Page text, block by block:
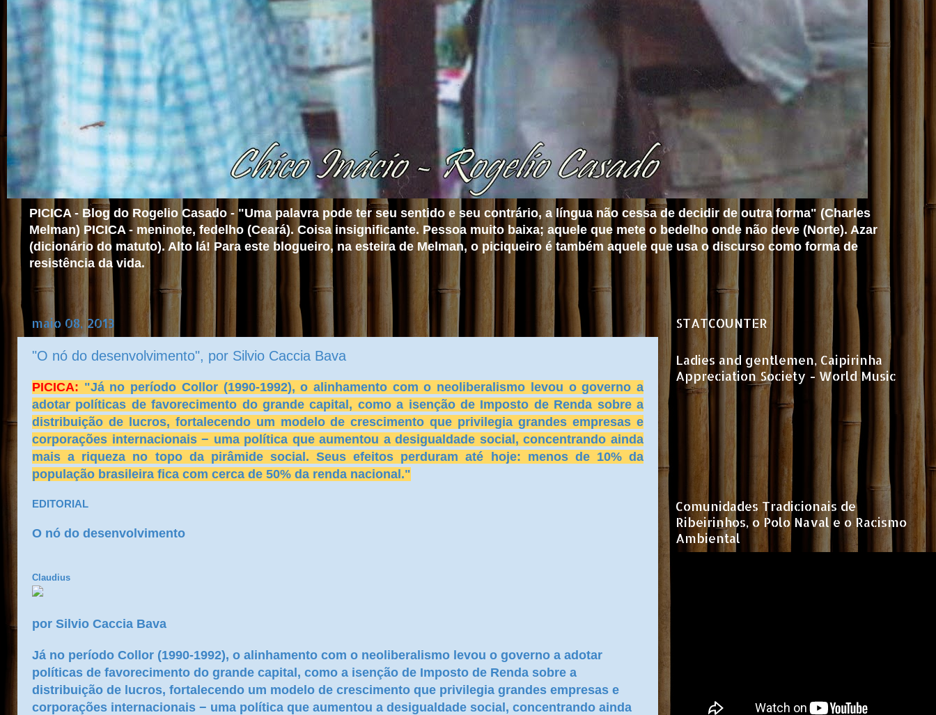
PICICA - Blog do Rogelio Casado - "Uma palavra pode ter seu sentido e seu contrário, a língua não cessa de decidir de outra forma" (Charles
Melman) PICICA - meninote, fedelho (Ceará). Coisa insignificante. Pessoa muito baixa; aquele que mete o bedelho onde não deve (Norte). Azar
(dicionário do matuto). Alto lá! Para este blogueiro, na esteira de Melman, o piciqueiro é também aquele que usa o discurso como forma de
resistência da vida.
maio 08, 2013
"O nó do desenvolvimento", por Silvio Caccia Bava
PICICA: "Já no período Collor (1990-1992), o alinhamento com o neoliberalismo levou o governo a
adotar políticas de favorecimento do grande capital, como a isenção de Imposto de Renda sobre a
distribuição de lucros, fortalecendo um modelo de crescimento que privilegia grandes empresas e
corporações internacionais − uma política que aumentou a desigualdade social, concentrando ainda
mais a riqueza no topo da pirâmide social. Seus efeitos perduram até hoje: menos de 10% da
população brasileira fica com cerca de 50% da renda nacional."
EDITORIAL
O nó do desenvolvimento
Claudius
por Silvio Caccia Bava
Já no período Collor (1990-1992), o alinhamento com o neoliberalismo levou o governo a adotar
políticas de favorecimento do grande capital, como a isenção de Imposto de Renda sobre a
distribuição de lucros, fortalecendo um modelo de crescimento que privilegia grandes empresas e
corporações internacionais − uma política que aumentou a desigualdade social, concentrando ainda
STATCOUNTER
Ladies and gentlemen, Caipirinha
Appreciation Society - World Music
Comunidades Tradicionais de
Ribeirinhos, o Polo Naval e o Racismo
Ambiental